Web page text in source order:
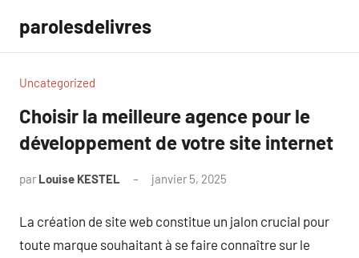
contenu
parolesdelivres
Uncategorized
Choisir la meilleure agence pour le
développement de votre site internet
par Louise KESTEL janvier 5, 2025
La création de site web constitue un jalon crucial pour
toute marque souhaitant à se faire connaître sur le